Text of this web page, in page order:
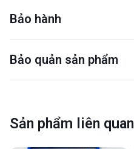
Bảo hành
Bảo quản sản phẩm
Sản phẩm liên quan